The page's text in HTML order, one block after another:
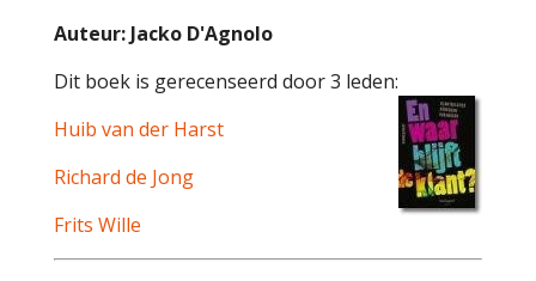
Auteur: Jacko D'Agnolo
Dit boek is gerecenseerd door 3 leden:
Huib van der Harst
Richard de Jong
Frits Wille